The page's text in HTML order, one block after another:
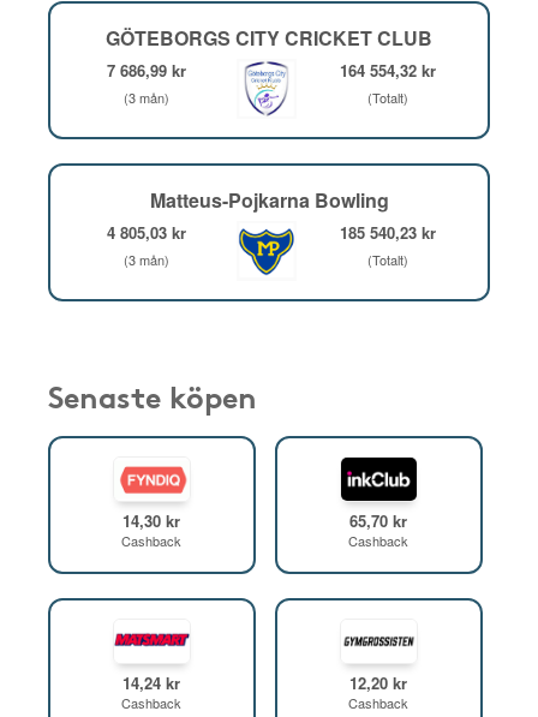
GÖTEBORGS CITY CRICKET CLUB
7 686,99 kr
(3 mån)
164 554,32 kr
(Totalt)
Matteus-Pojkarna Bowling
4 805,03 kr
(3 mån)
185 540,23 kr
(Totalt)
Senaste köpen
14,30 kr
Cashback
65,70 kr
Cashback
14,24 kr
Cashback
12,20 kr
Cashback